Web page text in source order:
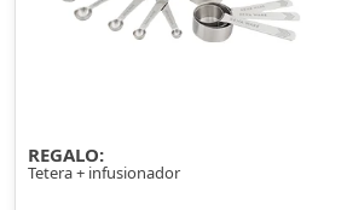
REGALO:
Tetera + infusionador